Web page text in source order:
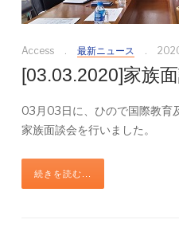
Access 最新ニュース
[03.03.2020]家族
03月03日に、ひので国際教育
家族面談会を行いました。
続きを読む...